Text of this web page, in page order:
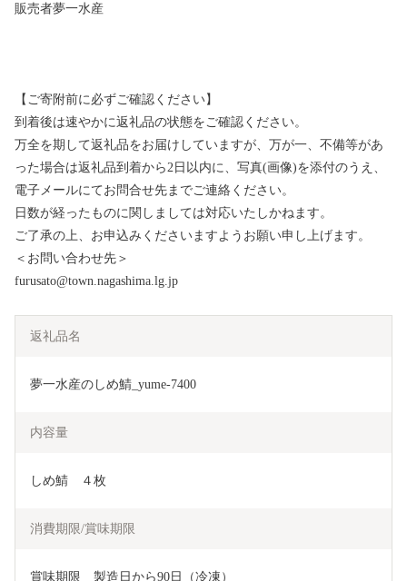
販売者夢一水産
【ご寄附前に必ずご確認ください】
到着後は速やかに返礼品の状態をご確認ください。
万全を期して返礼品をお届けしていますが、万が一、不備等があ
った場合は返礼品到着から2日以内に、写真(画像)を添付のうえ、
電子メールにてお問合せ先までご連絡ください。
日数が経ったものに関しましては対応いたしかねます。
ご了承の上、お申込みくださいますようお願い申し上げます。
＜お問い合わせ先＞
furusato@town.nagashima.lg.jp
返礼品名
夢一水産のしめ鯖_yume-7400
内容量
しめ鯖　４枚
消費期限/賞味期限
賞味期限　製造日から90日（冷凍）